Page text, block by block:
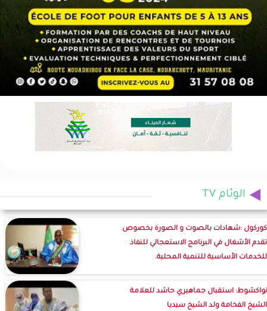
الوئام TV
كوركول :شهادات بالصوت و الصورة بخصوص
تقدم الأشغال في البرنامج الاستعجالي للنفاذ
للخدمات الأساسية للتنمية المحلية.
نواكشوط: استقبال جماهيري حاشد للعلامة
الشيخ الفخامة ولد الشيخ سيديا